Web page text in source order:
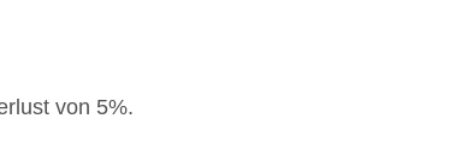
von 5%.